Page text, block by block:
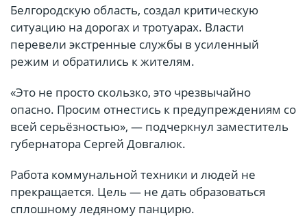
Белгородскую область, создал критическую
ситуацию на дорогах и тротуарах. Власти
перевели экстренные службы в усиленный
режим и обратились к жителям.
«Это не просто скользко, это чрезвычайно
опасно. Просим отнестись к предупреждениям со
всей серьёзностью», — подчеркнул заместитель
губернатора Сергей Довгалюк.
Работа коммунальной техники и людей не
прекращается. Цель — не дать образоваться
сплошному ледяному панцирю.